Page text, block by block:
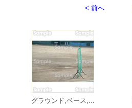
< 前へ
グラウンド,ベース,...